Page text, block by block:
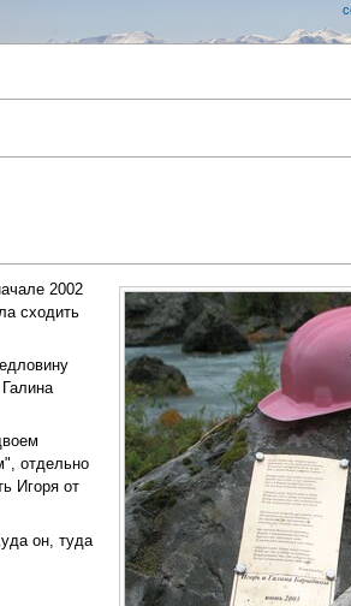
2002
сходить
отдельно
Игоря от
он, туда